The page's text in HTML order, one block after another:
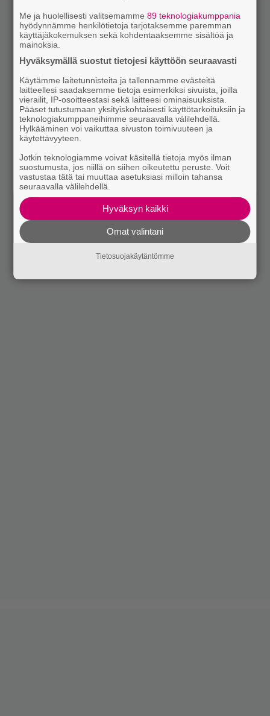
Me ja huolellisesti valitsemamme89 teknologiakumppania
hyödynnämme henkilötietoja tarjotaksemme paremman
käyttäjäkokemuksen sekä kohdentaaksemme sisältöä ja
mainoksia.
Hyväksymällä suostut tietojesi käyttöön seuraavasti
Käytämme laitetunnisteita ja tallennamme evästeitä
laitteellesi saadaksemme tietoja esimerkiksi sivuista, joilla
vierailit, IP-osoitteestasi sekä laitteesi ominaisuuksista.
Pääset tutustumaan yksityiskohtaisesti käyttötarkoituksiin ja
teknologiakumppaneihimme seuraavalla välilehdellä.
Hylkääminen voi vaikuttaa sivuston toimivuuteen ja
käytettävyyteen.
Jotkin teknologiamme voivat käsitellä tietoja myös ilman
suostumusta, jos niillä on siihen oikeutettu peruste. Voit
vastustaa tätä tai muuttaa asetuksiasi milloin tahansa
seuraavalla välilehdellä.
Hyväksyn kaikki
Omat valintani
Tietosuojakäytäntömme